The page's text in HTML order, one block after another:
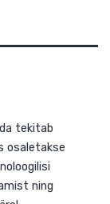
mida tekitab
osaletakse